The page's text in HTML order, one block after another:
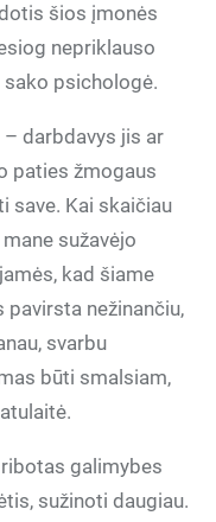
šios įmonės
nepriklauso
psichologė.
darbdavys jis ar
paties žmogaus
save. Kai skaičiau
sužavėjo
kad šiame
pavirsta nežinančiu,
svarbu
būti smalsiam,
galimybes
sužinoti daugiau.